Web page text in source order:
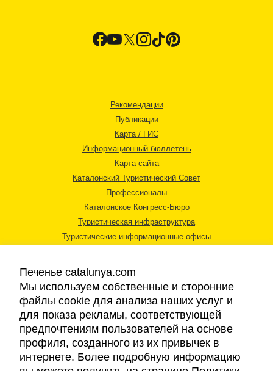
Рекомендации
Публикации
Карта / ГИС
Информационный бюллетень
Карта сайта
Каталонский Туристический Совет
Профессионалы
Каталонское Конгресс-Бюро
Туристическая инфраструктура
Туристические информационные офисы
Правовая информация
Cookies
Доступность
Печенье catalunya.com
Мы используем собственные и сторонние
файлы cookie для анализа наших услуг и
для показа рекламы, соответствующей
предпочтениям пользователей на основе
профиля, созданного из их привычек в
интернете. Более подробную информацию